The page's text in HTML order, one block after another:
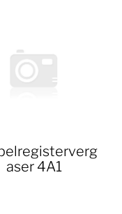
aser 4A1